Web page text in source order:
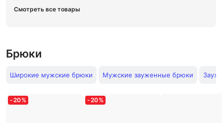
Смотреть все товары
Брюки
Широкие мужские брюки Мужские зауженные брюки
-20% -20%